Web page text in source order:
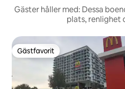
Gäster håller med: Dessa
plats, renlighet
Gästfavorit
Gästfavorit